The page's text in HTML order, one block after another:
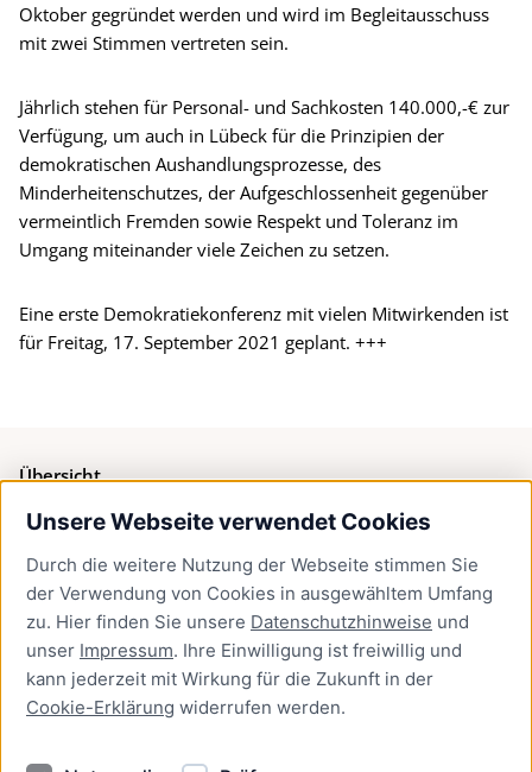
Unsere Webseite verwendet Cookies
Durch die weitere Nutzung der Webseite stimmen Sie
der Verwendung von Cookies in ausgewähltem Umfang
zu. Hier finden Sie unsere Datenschutzhinweise und
unser Impressum. Ihre Einwilligung ist freiwillig und
kann jederzeit mit Wirkung für die Zukunft in der
Cookie-Erklärung widerrufen werden.
Oktober gegründet werden und wird im Begleitausschuss
mit zwei Stimmen vertreten sein.
Jährlich stehen für Personal- und Sachkosten 140.000,-€ zur
Verfügung, um auch in Lübeck für die Prinzipien der
demokratischen Aushandlungsprozesse, des
Minderheitenschutzes, der Aufgeschlossenheit gegenüber
vermeintlich Fremden sowie Respekt und Toleranz im
Umgang miteinander viele Zeichen zu setzen.
Eine erste Demokratiekonferenz mit vielen Mitwirkenden ist
für Freitag, 17. September 2021 geplant. +++
Übersicht
Bürgerservice
Presse
Newsletter Lübeck:kompakt
Kontakt
Kontakt